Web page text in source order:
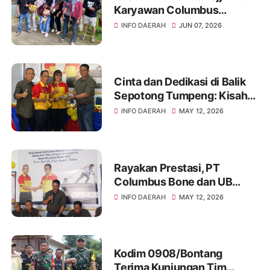
Karyawan Columbus
Soppeng Menenun
INFO DAERAH JUN 07, 2026
Cinta dan Dedikasi di Balik
Sepotong Tumpeng: Kisah
Manis Columbus Soppeng &
INFO DAERAH MAY 12, 2026
Rayakan Prestasi, PT
Columbus Bone dan UB
Parepare Bagikan Bonus
INFO DAERAH MAY 12, 2026
Kodim 0908/Bontang
Terima Kunjungan Tim